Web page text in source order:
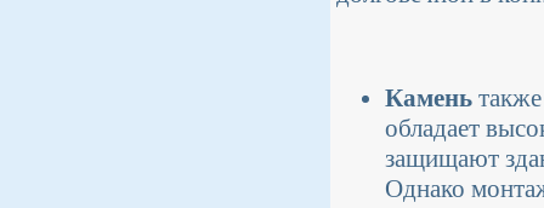
Камень
обладает
защищают
Однако